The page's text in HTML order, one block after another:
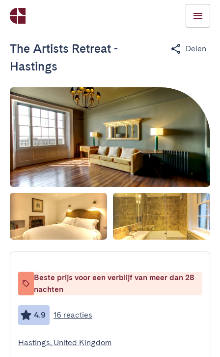
The Artists Retreat -
Hastings
Delen
Beste prijs voor een verblijf van meer dan 28
nachten
4.9 16 reacties
Hastings, United Kingdom